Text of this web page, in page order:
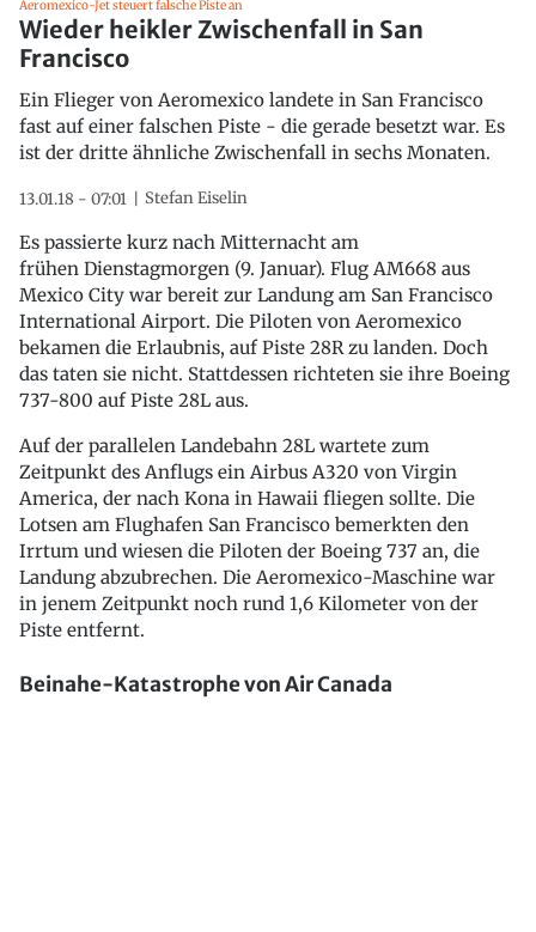
Aeromexico-Jet steuert falsche Piste an
Wieder heikler Zwischenfall in San
Francisco
Ein Flieger von Aeromexico landete in San Francisco
fast auf einer falschen Piste - die gerade besetzt war. Es
ist der dritte ähnliche Zwischenfall in sechs Monaten.
13.01.18 - 07:01 Stefan Eiselin
Es passierte kurz nach Mitternacht am
frühen Dienstagmorgen (9. Januar). Flug AM668 aus
Mexico City war bereit zur Landung am San Francisco
International Airport. Die Piloten von Aeromexico
bekamen die Erlaubnis, auf Piste 28R zu landen. Doch
das taten sie nicht. Stattdessen richteten sie ihre Boeing
737-800 auf Piste 28L aus.
Auf der parallelen Landebahn 28L wartete zum
Zeitpunkt des Anflugs ein Airbus A320 von Virgin
America, der nach Kona in Hawaii fliegen sollte. Die
Lotsen am Flughafen San Francisco bemerkten den
Irrtum und wiesen die Piloten der Boeing 737 an, die
Landung abzubrechen. Die Aeromexico-Maschine war
in jenem Zeitpunkt noch rund 1,6 Kilometer von der
Piste entfernt.
Beinahe-Katastrophe von Air Canada